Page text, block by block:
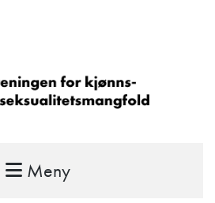
for kjønns- og
Meny